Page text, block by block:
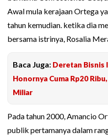
Awal mula kerajaan Ortega
tahun kemudian. ketika dia
bersama istrinya, Rosalia
Baca Juga: Deretan Bisnis
Honornya Cuma Rp20
Miliar
Pada tahun 2000, Amancio
publik pertamanya dalam